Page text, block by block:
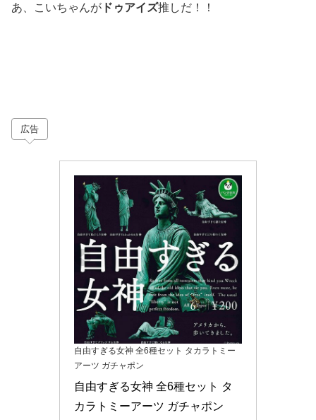
あ、こいちゃんが ドゥアイズ推しだ！！
広告
自由すぎる女神 全6種セット タカラトミー
アーツ ガチャポン
自由すぎる女神 全6種セット タ
カラトミーアーツ ガチャポン